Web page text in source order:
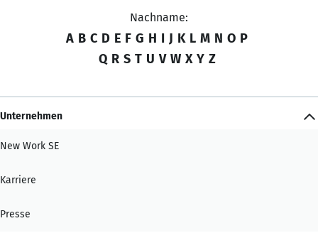
Nachname:
A B C D E F G H I J K L M N O P
Q R S T U V W X Y Z
Unternehmen
New Work SE
Karriere
Presse